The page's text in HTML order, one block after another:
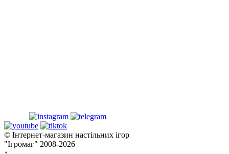
© Інтернет-магазин настільних ігор
"Ігромаг" 2008-2026